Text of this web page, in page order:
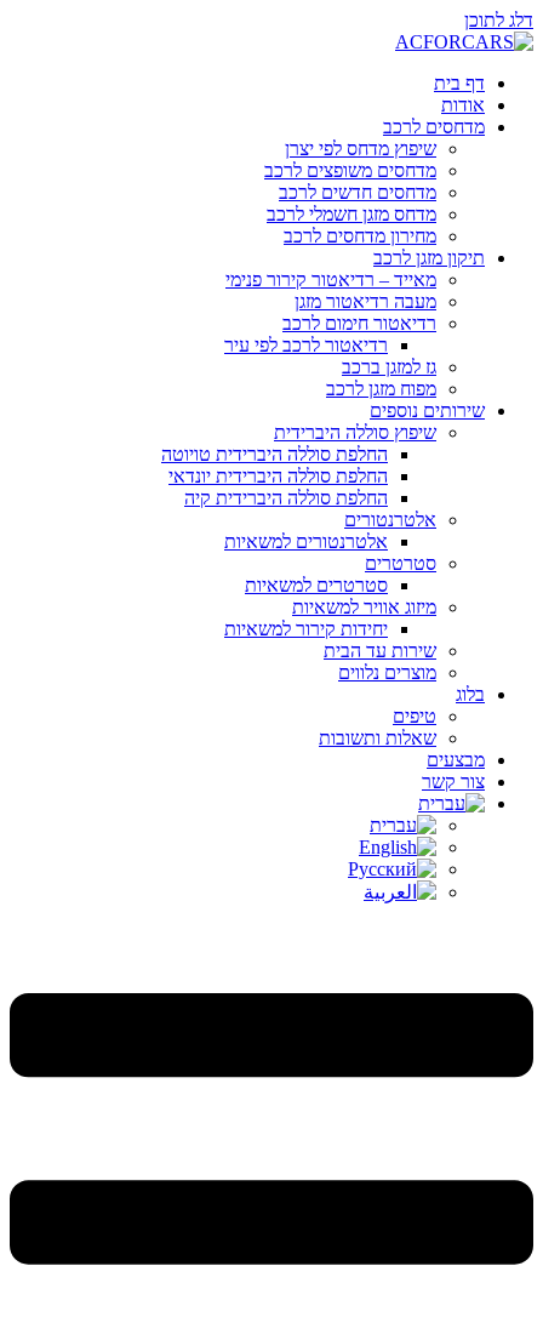
דלג לתוכן
דף בית
אודות
מדחסים לרכב
שיפוץ מדחס לפי יצרן
מדחסים משופצים לרכב
מדחסים חדשים לרכב
מדחס מזגן חשמלי לרכב
מחירון מדחסים לרכב
תיקון מזגן לרכב
מאייד – רדיאטור קירור פנימי
מעבה רדיאטור מזגן
רדיאטור חימום לרכב
רדיאטור לרכב לפי עיר
גז למזגן ברכב
מפוח מזגן לרכב
שירותים נוספים
שיפוץ סוללה היברידית
החלפת סוללה היברידית טויוטה
החלפת סוללה היברידית יונדאי
החלפת סוללה היברידית קיה
אלטרנטורים
אלטרנטורים למשאיות
סטרטרים
סטרטרים למשאיות
מיזוג אוויר למשאיות
יחידות קירור למשאיות
שירות עד הבית
מוצרים נלווים
בלוג
טיפים
שאלות ותשובות
מבצעים
צור קשר